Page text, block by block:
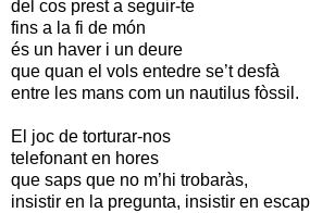
del cos prest a seguir-te
fins a la fi de món
és un haver i un deure
que quan el vols entedre se’t desfà
entre les mans com un nautilus fòssil.
El joc de torturar-nos
telefonant en hores
que saps que no m’hi trobaràs,
insistir en la pregunta, insistir en